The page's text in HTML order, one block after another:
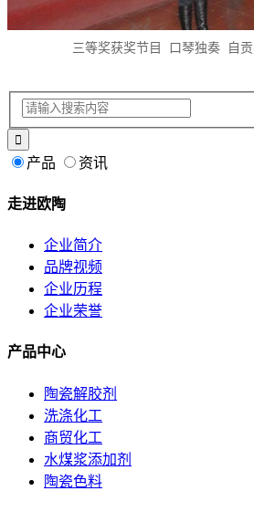
三等奖获奖节目 口琴独奏 自
产品 资讯
走进欧陶
企业简介
品牌视频
企业历程
企业荣誉
产品中心
陶瓷解胶剂
洗涤化工
商贸化工
水煤浆添加剂
陶瓷色料